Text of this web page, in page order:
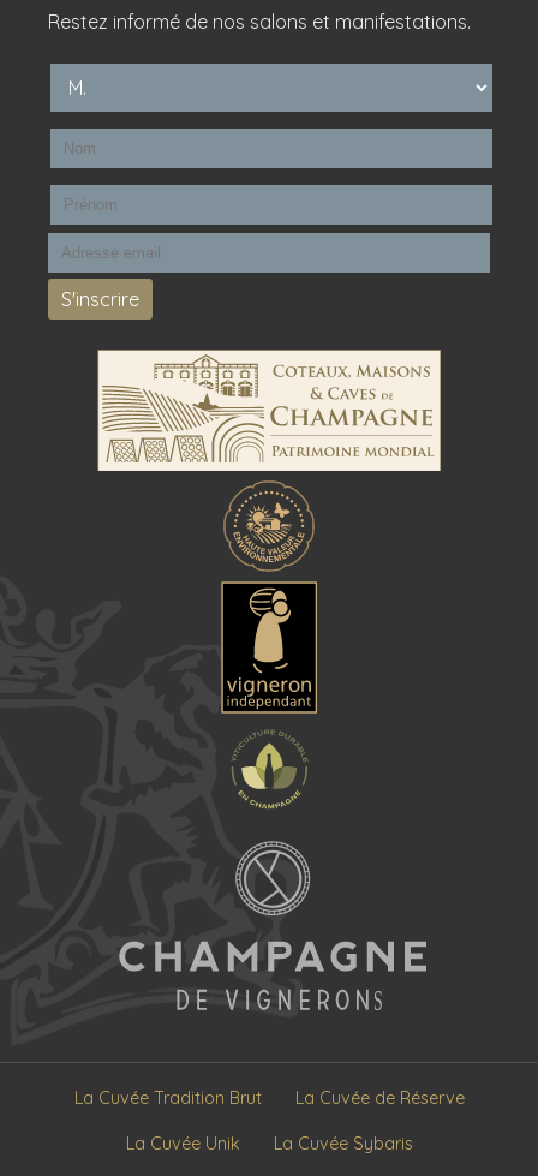
Restez informé de nos salons et manifestations.
La Cuvée Tradition Brut La Cuvée de Réserve
La Cuvée Unik La Cuvée Sybaris